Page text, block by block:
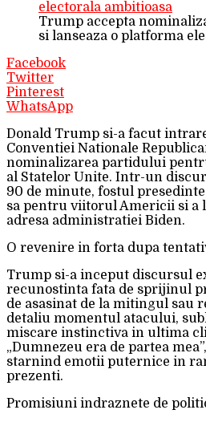
Trump accepta
si lanseaza o platforma
Facebook
Twitter
Pinterest
WhatsApp
Donald Trump si-a facut
Conventiei Nationale
nominalizarea partidului
al Statelor Unite. Intr-un
90 de minute, fostul
sa pentru viitorul Americii si a
adresa administratiei Biden.
O revenire in forta dupa
Trump si-a inceput discursul
recunostinta fata de sprijinul
de asasinat de la mitingul sau
detaliu momentul atacului,
miscare instinctiva in ultima
„Dumnezeu era de partea
starnind emotii puternice in
prezenti.
Promisiuni indraznete de